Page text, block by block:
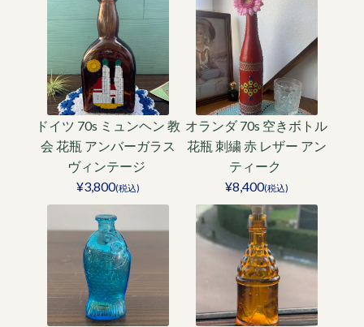
ドイツ 70s ミュンヘン 教
会 花瓶 アンバーガラス
ヴィンテージ
¥3,800(税込)
オランダ 70s 空きボトル
花瓶 刺繍 赤 レザー アン
ティーク
¥8,400(税込)